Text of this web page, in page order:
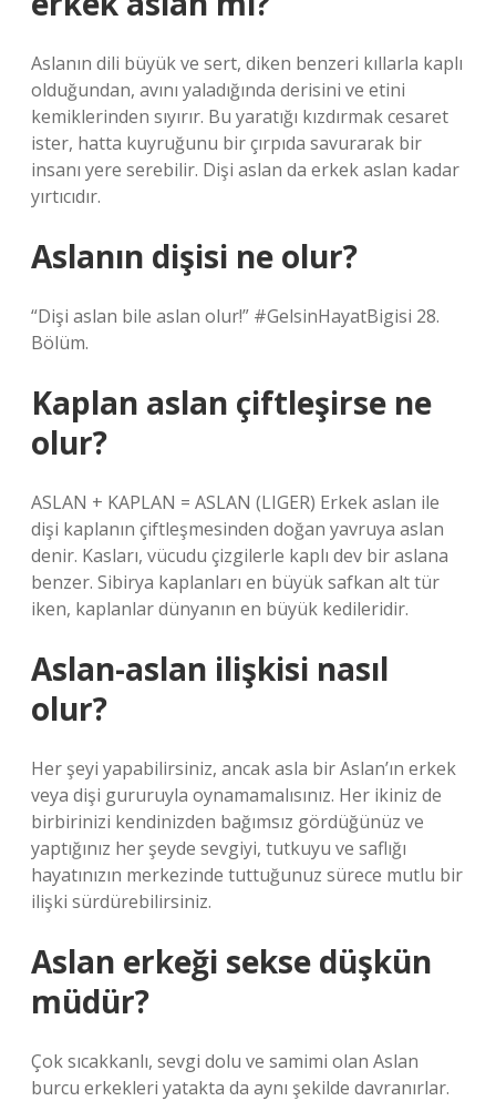
Aslanın dili büyük ve sert, diken benzeri kıllarla kaplı
olduğundan, avını yaladığında derisini ve etini
kemiklerinden sıyırır. Bu yaratığı kızdırmak cesaret
ister, hatta kuyruğunu bir çırpıda savurarak bir
insanı yere serebilir. Dişi aslan da erkek aslan kadar
yırtıcıdır.
Aslanın dişisi ne olur?
“Dişi aslan bile aslan olur!” #GelsinHayatBigisi 28.
Bölüm.
Kaplan aslan çiftleşirse ne
olur?
ASLAN + KAPLAN = ASLAN (LIGER) Erkek aslan ile
dişi kaplanın çiftleşmesinden doğan yavruya aslan
denir. Kasları, vücudu çizgilerle kaplı dev bir aslana
benzer. Sibirya kaplanları en büyük safkan alt tür
iken, kaplanlar dünyanın en büyük kedileridir.
Aslan-aslan ilişkisi nasıl
olur?
Her şeyi yapabilirsiniz, ancak asla bir Aslan’ın erkek
veya dişi gururuyla oynamamalısınız. Her ikiniz de
birbirinizi kendinizden bağımsız gördüğünüz ve
yaptığınız her şeyde sevgiyi, tutkuyu ve saflığı
hayatınızın merkezinde tuttuğunuz sürece mutlu bir
ilişki sürdürebilirsiniz.
Aslan erkeği sekse düşkün
müdür?
Çok sıcakkanlı, sevgi dolu ve samimi olan Aslan
burcu erkekleri yatakta da aynı şekilde davranırlar.